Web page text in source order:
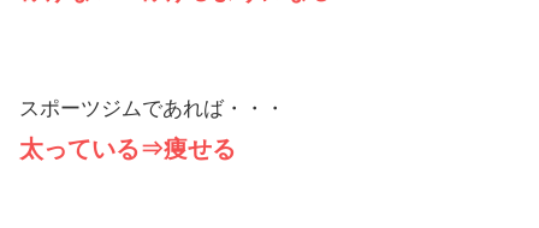
スポーツジムであれば・・・
太っている⇒痩せる